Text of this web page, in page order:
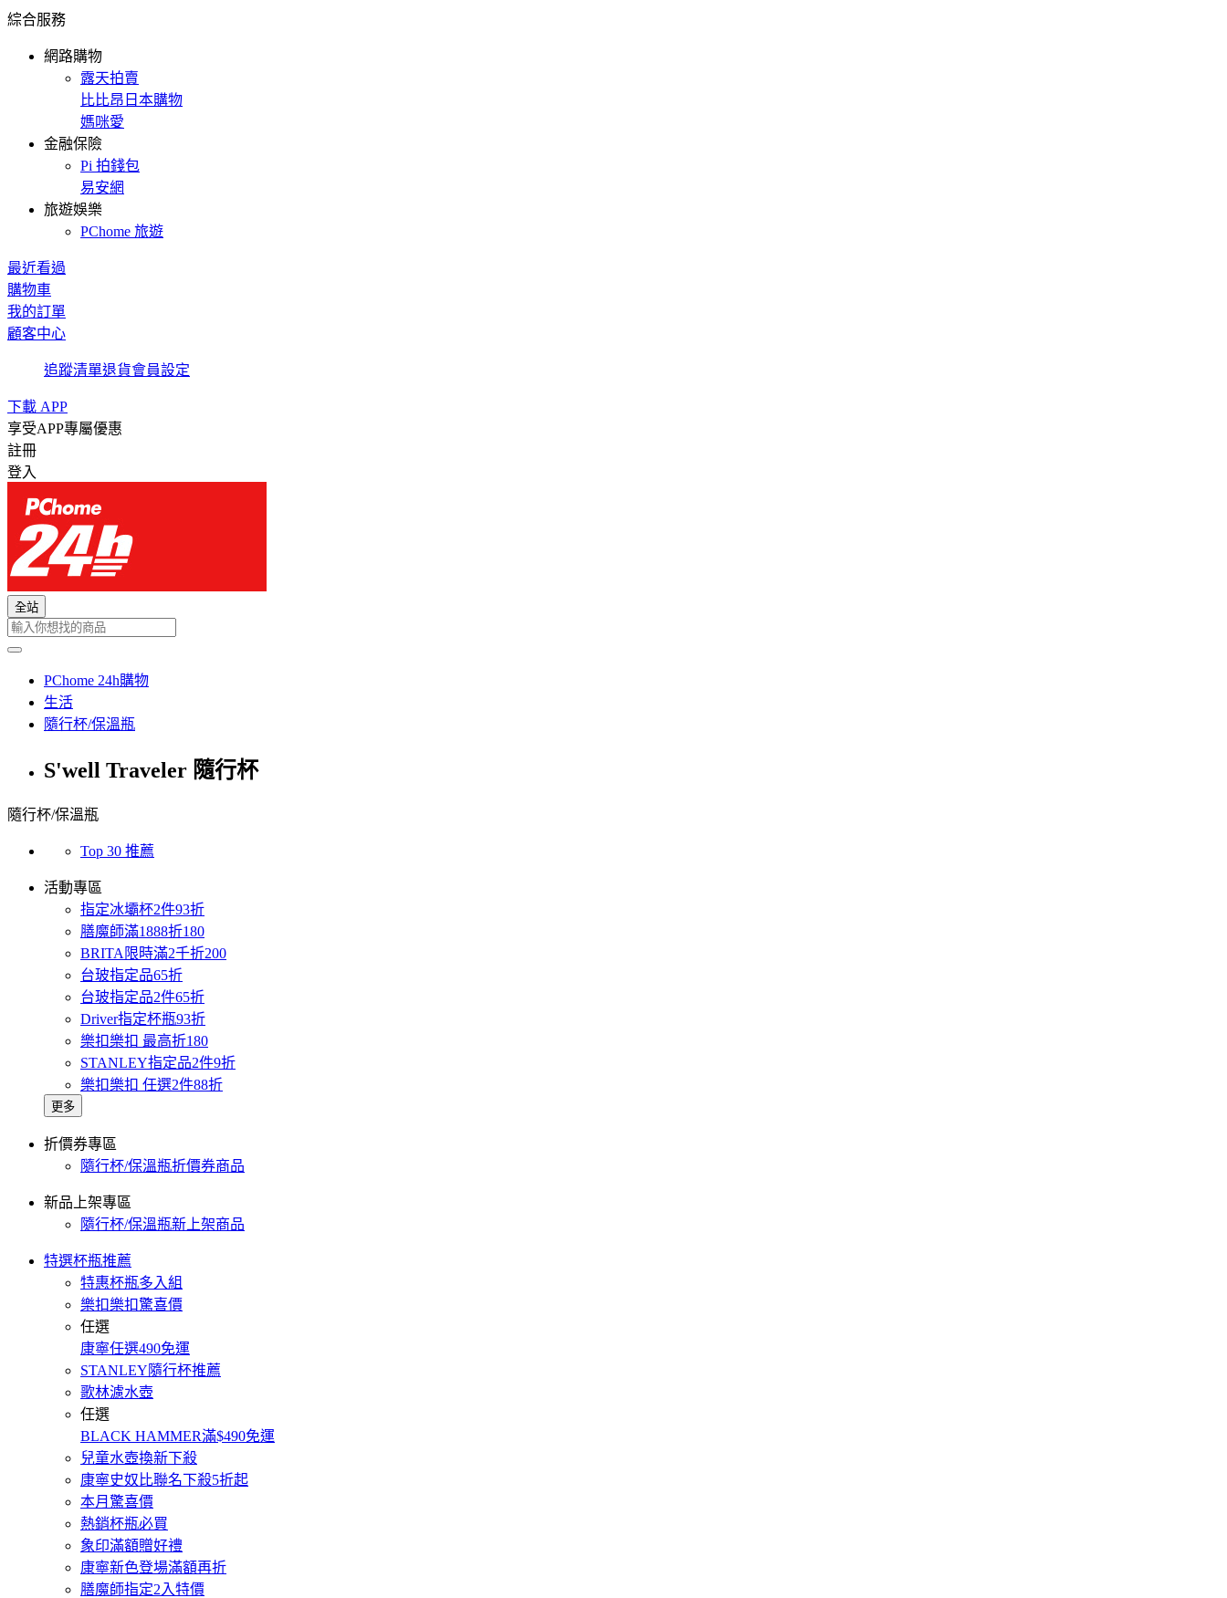
綜合服務
網路購物
露天拍賣
比比昂日本購物
媽咪愛
金融保險
Pi 拍錢包
易安網
旅遊娛樂
PChome 旅遊
最近看過
購物車
我的訂單
顧客中心
追蹤清單退貨會員設定
下載 APP
享受APP專屬優惠
註冊
登入
全站
PChome 24h購物
生活
隨行杯/保溫瓶
S'well Traveler 隨行杯
隨行杯/保溫瓶
Top 30 推薦
活動專區
指定冰壩杯2件93折
膳魔師滿1888折180
BRITA限時滿2千折200
台玻指定品65折
台玻指定品2件65折
Driver指定杯瓶93折
樂扣樂扣 最高折180
STANLEY指定品2件9折
樂扣樂扣 任選2件88折
更多
折價券專區
隨行杯/保溫瓶折價券商品
新品上架專區
隨行杯/保溫瓶新上架商品
特選杯瓶推薦
特惠杯瓶多入組
樂扣樂扣驚喜價
任選
康寧任選490免運
STANLEY隨行杯推薦
歌林濾水壺
任選
BLACK HAMMER滿$490免運
兒童水壺換新下殺
康寧史奴比聯名下殺5折起
本月驚喜價
熱銷杯瓶必買
象印滿額贈好禮
康寧新色登場滿額再折
膳魔師指定2入特價